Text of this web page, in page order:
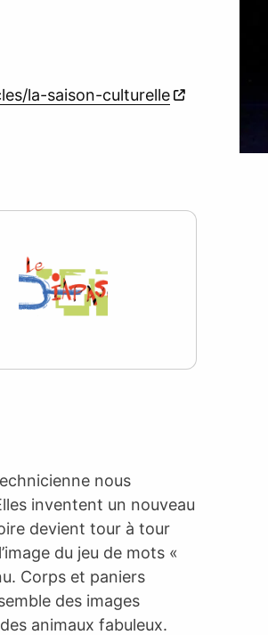
la-saison-culturelle
nous
inventent un nouveau
devient tour à tour
du jeu de mots «
Corps et paniers
des images
animaux fabuleux.